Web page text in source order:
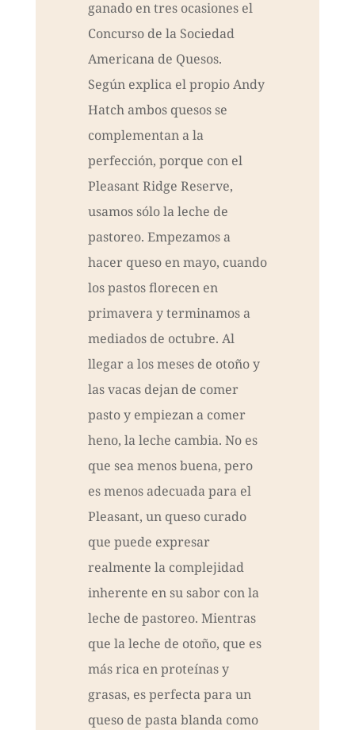
ganado en tres ocasiones el
Concurso de la Sociedad
Americana de Quesos.
Según explica el propio Andy
Hatch ambos quesos se
complementan a la
perfección, porque con el
Pleasant Ridge Reserve,
usamos sólo la leche de
pastoreo. Empezamos a
hacer queso en mayo, cuando
los pastos florecen en
primavera y terminamos a
mediados de octubre. Al
llegar a los meses de otoño y
las vacas dejan de comer
pasto y empiezan a comer
heno, la leche cambia. No es
que sea menos buena, pero
es menos adecuada para el
Pleasant, un queso curado
que puede expresar
realmente la complejidad
inherente en su sabor con la
leche de pastoreo. Mientras
que la leche de otoño, que es
más rica en proteínas y
grasas, es perfecta para un
queso de pasta blanda como